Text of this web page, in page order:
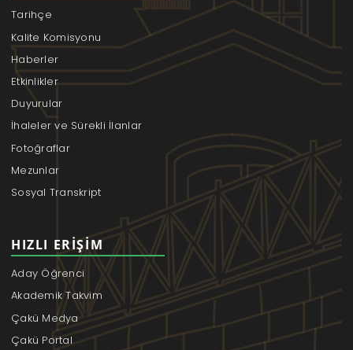
Tarihçe
Kalite Komisyonu
Haberler
Etkinlikler
Duyurular
İhaleler ve Sürekli İlanlar
Fotoğraflar
Mezunlar
Sosyal Transkript
HIZLI ERIŞIM
Aday Öğrenci
Akademik Takvim
Çakü Medya
Çakü Portal